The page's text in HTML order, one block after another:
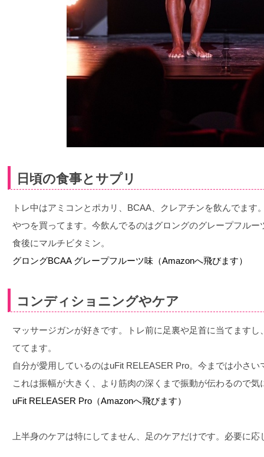
日頃の食事とサプリ
トレ中はアミコンとポカリ、BCAA、クレアチンを飲んでます
やつを買ってます。今飲んでるのはグロングのグレープフル
食後にマルチビタミン。
グロングBCAA グレープフルーツ味（Amazonへ飛びます）
コンディショニングやケア
マッサージガンが好きです。トレ前に足裏や足首に当てます
ててます。
自分が愛用しているのはuFit RELEASER Pro。今までは小さ
これは振幅が大きく、より筋肉の深くまで振動が伝わるので気
uFit RELEASER Pro（Amazonへ飛びます）
上半身のケアは特にしてません、足のケアだけです。必要に